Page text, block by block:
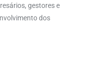
gestores e
dos